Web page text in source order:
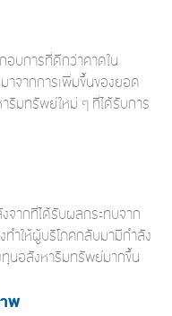
อบการที่ดีกว่าคาดใน
าจากการเพิ่มขึ้นของยอด
ริมทรัพย์ใหม่ ๆ ที่ได้รับการ
จากที่ได้รับผลกระทบจาก
ทำให้ผู้บริโภคกลับมามีกำลัง
ทุนอสังหาริมทรัพย์มากขึ้น
พ